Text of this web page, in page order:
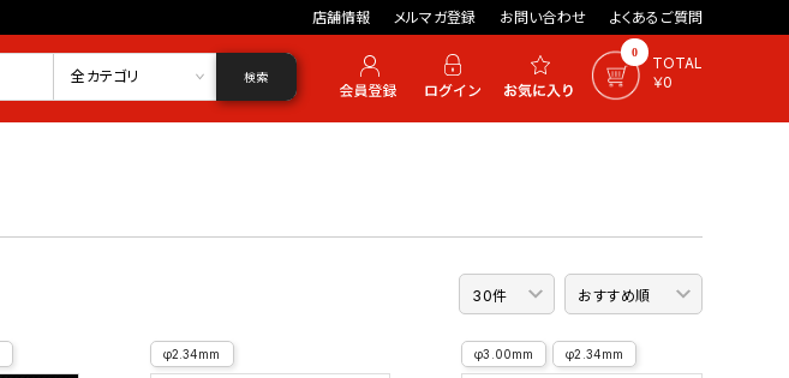
店舗情報 メルマガ登録 お問い合わせ よくあるご質問
0
TOTAL
￥0
全カテゴリ 検索
φ2.34mm φ3.00mm φ2.34mm